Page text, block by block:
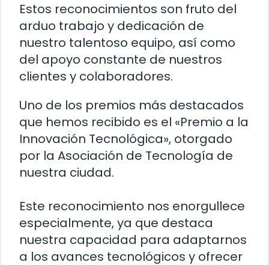
Estos reconocimientos son fruto del
arduo trabajo y dedicación de
nuestro talentoso equipo, así como
del apoyo constante de nuestros
clientes y colaboradores.
Uno de los premios más destacados
que hemos recibido es el «Premio a la
Innovación Tecnológica», otorgado
por la Asociación de Tecnología de
nuestra ciudad.
Este reconocimiento nos enorgullece
especialmente, ya que destaca
nuestra capacidad para adaptarnos
a los avances tecnológicos y ofrecer